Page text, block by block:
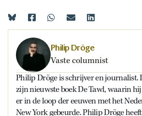
Philip Dröge
Vaste columnist
Philip Dröge is schrijver en journalist.
zijn nieuwste boek De Tawl, waarin
er in de loop der eeuwen met het
New York gebeurde. Philip Dröge